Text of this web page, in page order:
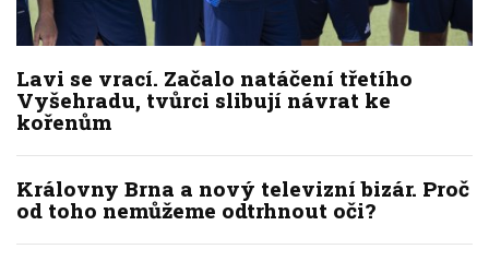
Lavi se vrací. Začalo natáčení třetího
Vyšehradu, tvůrci slibují návrat ke
kořenům
Královny Brna a nový televizní bizár. Proč
od toho nemůžeme odtrhnout oči?